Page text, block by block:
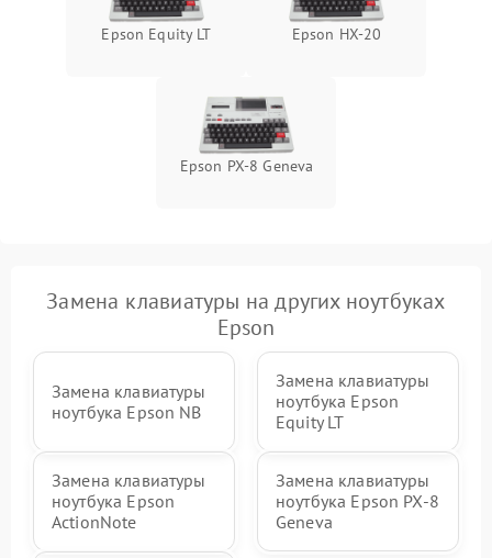
Epson Equity LT Epson HX-20
Epson PX-8 Geneva
Замена клавиатуры на других ноутбуках
Epson
Замена клавиатуры
ноутбука Epson NB
Замена клавиатуры
ноутбука Epson
Equity LT
Замена клавиатуры
ноутбука Epson
ActionNote
Замена клавиатуры
ноутбука Epson PX-8
Geneva